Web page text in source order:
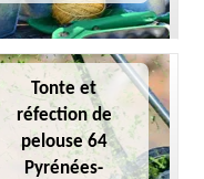
Tonte et
réfection de
pelouse 64
Pyrénées-